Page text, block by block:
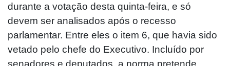
durante a votação desta quinta-feira, e só
devem ser analisados após o recesso
parlamentar. Entre eles o item 6, que havia sido
vetado pelo chefe do Executivo. Incluído por
senadores e deputados, a norma pretende